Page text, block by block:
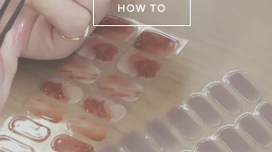
HOW TO